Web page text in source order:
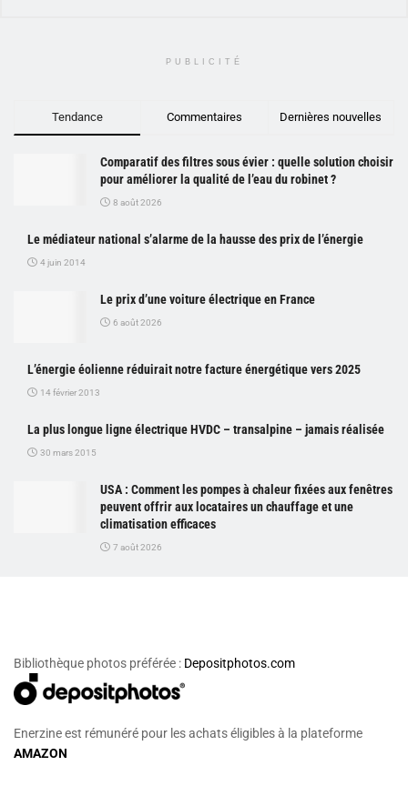
PUBLICITÉ
Tendance Commentaires Dernières nouvelles
Comparatif des filtres sous évier : quelle solution choisir
pour améliorer la qualité de l’eau du robinet ?
8 août 2026
Le médiateur national s’alarme de la hausse des prix de l’énergie
4 juin 2014
Le prix d’une voiture électrique en France
6 août 2026
L’énergie éolienne réduirait notre facture énergétique vers 2025
14 février 2013
La plus longue ligne électrique HVDC – transalpine – jamais réalisée
30 mars 2015
USA : Comment les pompes à chaleur fixées aux fenêtres
peuvent offrir aux locataires un chauffage et une
climatisation efficaces
7 août 2026
Bibliothèque photos préférée : Depositphotos.com
Enerzine est rémunéré pour les achats éligibles à la plateforme
AMAZON